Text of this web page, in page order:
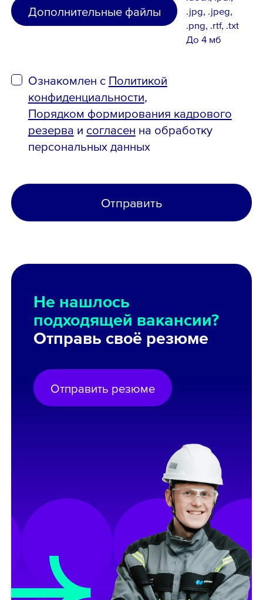
Дополнительные файлы
.jpg, .jpeg,
.png, .rtf, .txt
До 4 мб
Ознакомлен с Политикой
конфиденциальности,
Порядком формирования кадрового
резерва и согласен на обработку
персональных данных
Отправить
Не нашлось
подходящей вакансии?
Отправь своё резюме
Отправить резюме